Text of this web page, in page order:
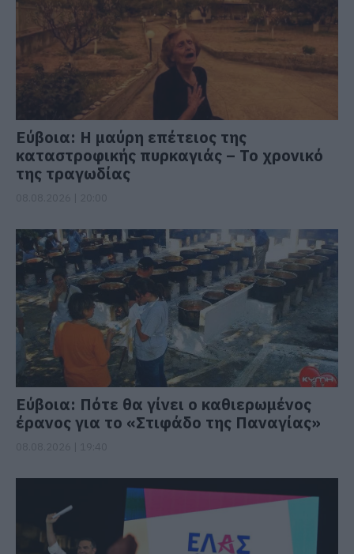
Εύβοια: Η μαύρη επέτειος της
καταστροφικής πυρκαγιάς – Το χρονικό
της τραγωδίας
Εύβοια: Πότε θα γίνει ο καθιερωμένος
έρανος για το «Στιφάδο της Παναγίας»